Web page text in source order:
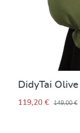
DidyTai Olive
119,20 € 149,00 €